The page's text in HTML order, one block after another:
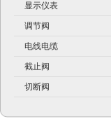
显示仪表
调节阀
电线电缆
截止阀
切断阀